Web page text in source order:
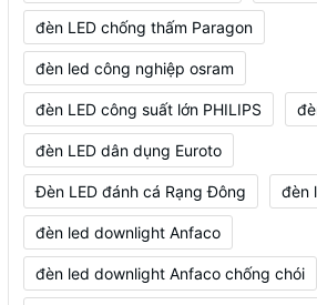
đèn LED chống thấm Paragon
đèn led công nghiệp osram
đèn LED công suất lớn PHILIPS
đèn LED dân dụng Euroto
Đèn LED đánh cá Rạng Đông đèn
đèn led downlight Anfaco
đèn led downlight Anfaco chống chói